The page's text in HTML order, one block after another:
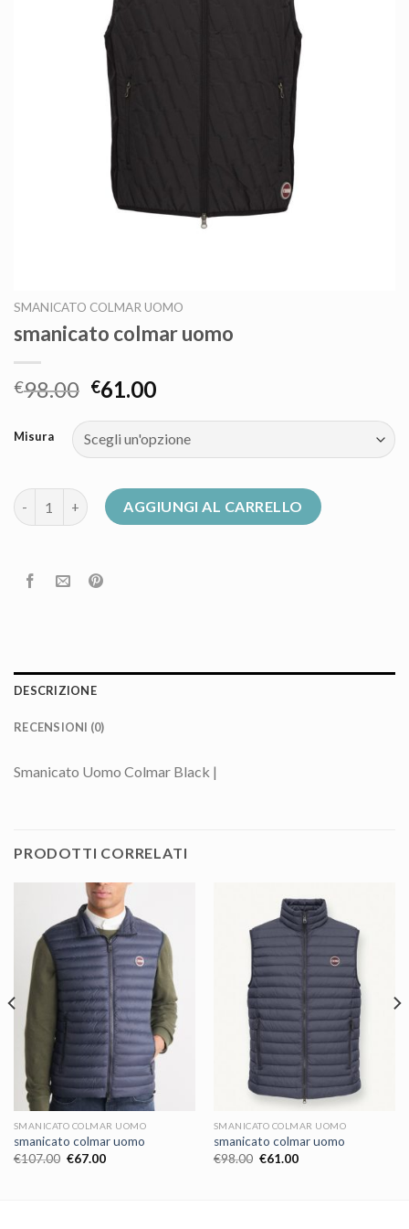
SMANICATO COLMAR UOMO
smanicato colmar uomo
€98.00 €61.00
Misura
smanicato colmar uomo quantitàAGGIUNGI AL CARRELLO
DESCRIZIONE
RECENSIONI (0)
Smanicato Uomo Colmar Black |
PRODOTTI CORRELATI
SMANICATO COLMAR UOMO
smanicato colmar uomo
€107.00 €67.00
SMANICATO COLMAR UOMO
smanicato colmar uomo
€98.00 €61.00